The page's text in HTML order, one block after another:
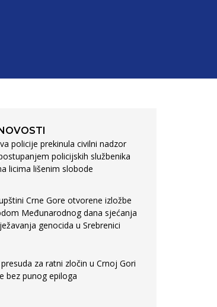
policije prekinula civilni nadzor
policijskih službenika
licima lišenim slobode
Crne Gore otvorene izložbe
Međunarodnog dana sjećanja
genocida u Srebrenici
za ratni zločin u Crnoj Gori
bez punog epiloga